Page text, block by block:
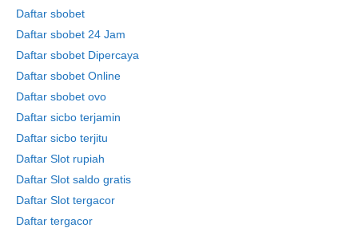
Daftar sbobet
Daftar sbobet 24 Jam
Daftar sbobet Dipercaya
Daftar sbobet Online
Daftar sbobet ovo
Daftar sicbo terjamin
Daftar sicbo terjitu
Daftar Slot rupiah
Daftar Slot saldo gratis
Daftar Slot tergacor
Daftar tergacor